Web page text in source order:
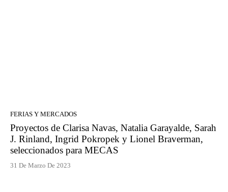
FERIAS Y MERCADOS
Proyectos de Clarisa Navas, Natalia Garayalde, Sarah
J. Rinland, Ingrid Pokropek y Lionel Braverman,
seleccionados para MECAS
31 De Marzo De 2023